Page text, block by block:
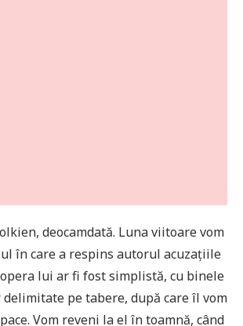
deocamdată. Luna viitoare vom
în care a respins autorul acuzațiile
lui ar fi fost simplistă, cu binele
pe tabere, după care îl vom
Vom reveni la el în toamnă, când